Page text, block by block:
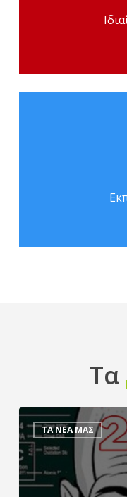
Τα
ΤΑ ΝΕΑ ΜΑΣ
Σχολιασμός
θεμάτων
:
Χημεία
2021